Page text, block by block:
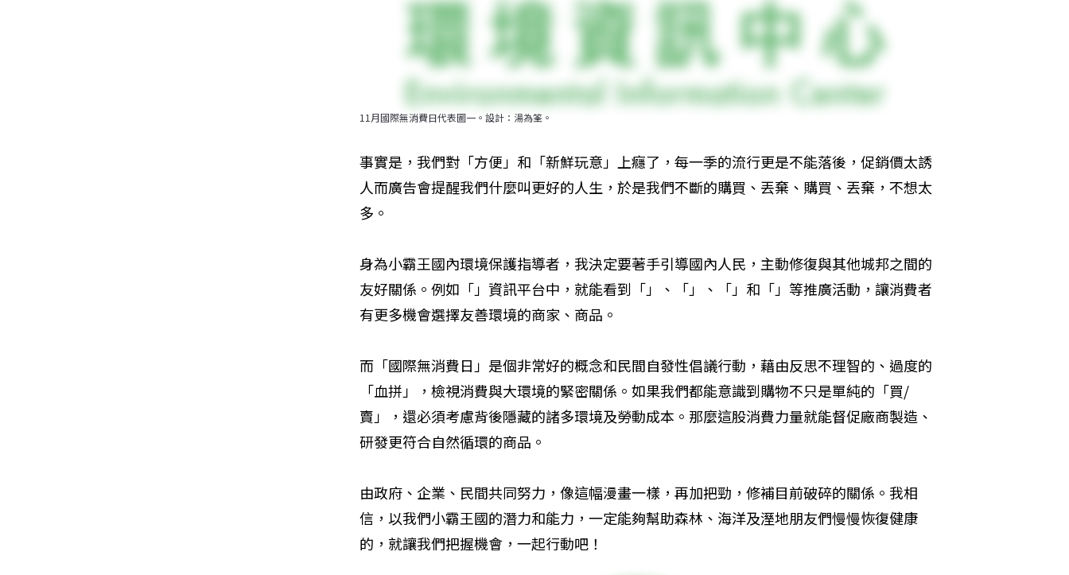
11月國際無消費日代表圖一。設計：湯為筌。
事實是，我們對「方便」和「新鮮玩意」上癮了，每一季的流行更是不能落後，促銷價太誘
人而廣告會提醒我們什麼叫更好的人生，於是我們不斷的購買、丟棄、購買、丟棄，不想太
多。
身為小霸王國內環境保護指導者，我決定要著手引導國內人民，主動修復與其他城邦之間的
友好關係。例如「」資訊平台中，就能看到「」、「」、「」和「」等推廣活動，讓消費者
有更多機會選擇友善環境的商家、商品。
而「國際無消費日」是個非常好的概念和民間自發性倡議行動，藉由反思不理智的、過度的
「血拼」，檢視消費與大環境的緊密關係。如果我們都能意識到購物不只是單純的「買/
賣」，還必須考慮背後隱藏的諸多環境及勞動成本。那麼這股消費力量就能督促廠商製造、
研發更符合自然循環的商品。
由政府、企業、民間共同努力，像這幅漫畫一樣，再加把勁，修補目前破碎的關係。我相
信，以我們小霸王國的潛力和能力，一定能夠幫助森林、海洋及溼地朋友們慢慢恢復健康
的，就讓我們把握機會，一起行動吧！